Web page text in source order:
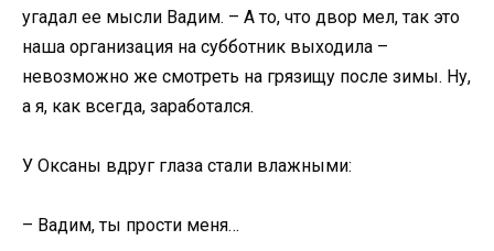
угадал ее мысли Вадим. – А то, что двор мел, так это
наша организация на субботник выходила –
невозможно же смотреть на грязищу после зимы. Ну,
а я, как всегда, заработался.
У Оксаны вдруг глаза стали влажными:
– Вадим, ты прости меня…